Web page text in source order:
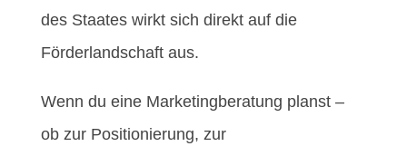
des Staates wirkt sich direkt auf die
Förderlandschaft aus.
Wenn du eine Marketingberatung planst –
ob zur Positionierung, zur